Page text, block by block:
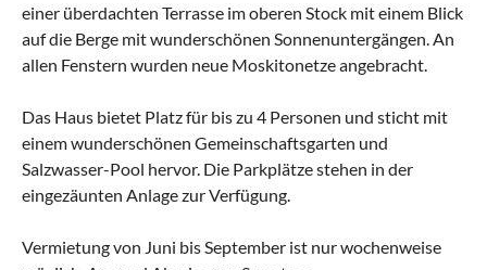
einer überdachten Terrasse im oberen Stock mit einem Blick
auf die Berge mit wunderschönen Sonnenuntergängen. An
allen Fenstern wurden neue Moskitonetze angebracht.
Das Haus bietet Platz für bis zu 4 Personen und sticht mit
einem wunderschönen Gemeinschaftsgarten und
Salzwasser-Pool hervor. Die Parkplätze stehen in der
eingezäunten Anlage zur Verfügung.
Vermietung von Juni bis September ist nur wochenweise